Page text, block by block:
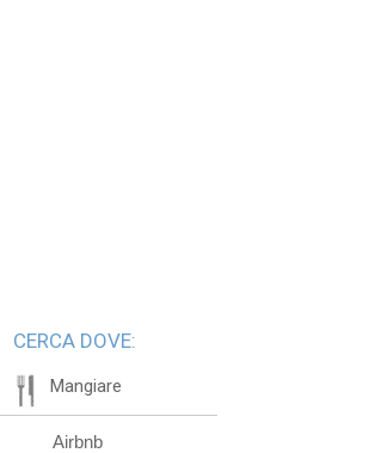
CERCA DOVE:
Mangiare
Airbnb